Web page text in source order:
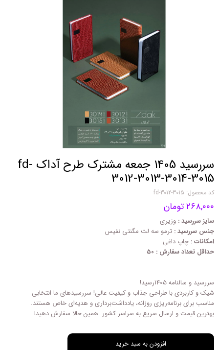
سررسید 1405 جمعه مشترک طرح آداک fd-
3012-3013-3014-3015
کد محصول: fd-3012-3015
۲۶۸,۰۰۰ تومان
سایز سررسید : وزیری
جنس سررسید : ترمو سه لت مگنتی نفیس
امکانات : چاپ داغی
حداقل تعداد سفارش : 50
سررسید و سالنامه 1405رسید!
شیک و کاربردی با طراحی‌ جذاب و کیفیت عالی! سررسیدهای ما انتخابی
مناسب برای برنامه‌ریزی روزانه، یادداشت‌برداری و هدیه‌ای خاص هستند.
بهترین قیمت و ارسال سریع به سراسر کشور. همین حالا سفارش دهید!
افزودن به سبد خرید